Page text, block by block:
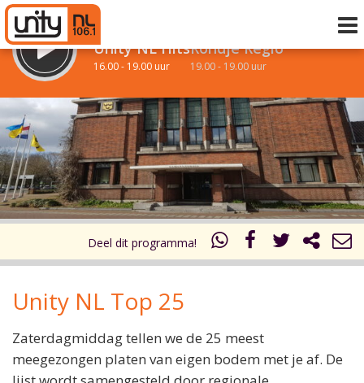
LUISTER LIVE:
Unity NL Hits
16.00 - 19.00 uur
Rondje Regio
19.00 - 19.00 uur
Vorig uur uur 1 van 0 Volgend uur
Inklappen
Deel dit programma!
Unity NL Top 25
Zaterdagmiddag tellen we de 25 meest
meegezongen platen van eigen bodem met je af. De